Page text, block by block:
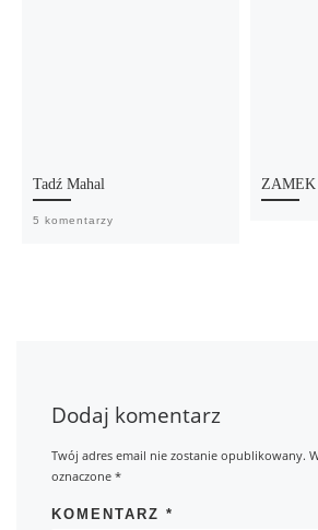
Tadź Mahal
5 komentarzy
Dodaj komentarz
Twój adres email nie zostanie opublikowany.
oznaczone*
KOMENTARZ*